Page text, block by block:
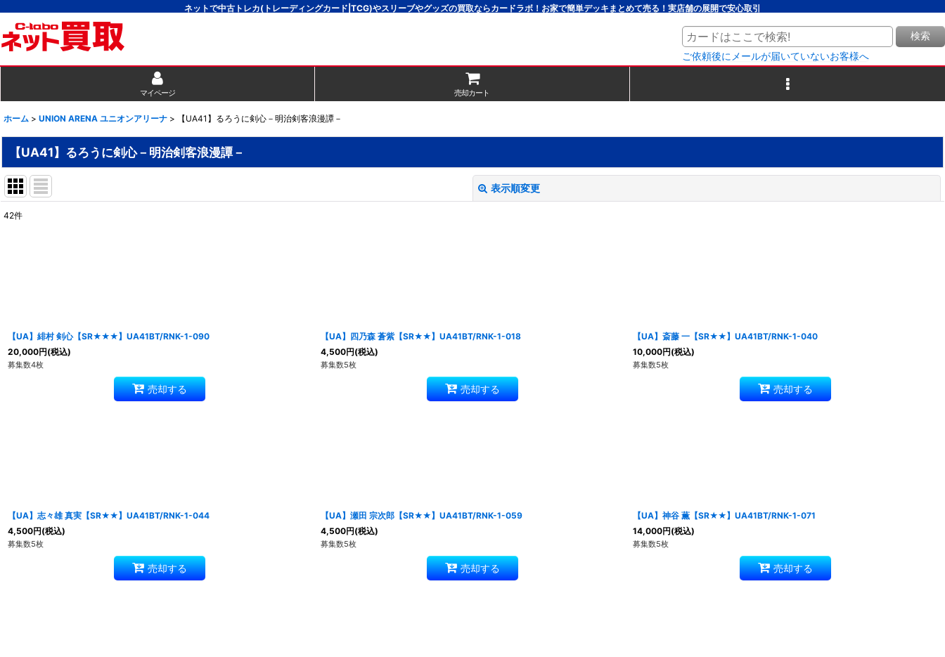
ネットで中古トレカ(トレーディングカード|TCG)やスリーブやグッズの買取ならカードラボ！お家で簡単デッキまとめて売る！実店舗の展開で安心取引
検索
ご依頼後にメールが届いていないお客様へ
マイページ 売却カート
ホーム > UNION ARENA ユニオンアリーナ > 【UA41】るろうに剣心－明治剣客浪漫譚－
【UA41】るろうに剣心－明治剣客浪漫譚－
表示順変更
42件
【UA】緋村 剣心【SR★★★】UA41BT/RNK-1-090
20,000円(税込)
募集数4枚
売却する
【UA】四乃森 蒼紫【SR★★】UA41BT/RNK-1-018
4,500円(税込)
募集数5枚
売却する
【UA】斎藤 一【SR★★】UA41BT/RNK-1-040
10,000円(税込)
募集数5枚
売却する
【UA】志々雄 真実【SR★★】UA41BT/RNK-1-044
4,500円(税込)
募集数5枚
売却する
【UA】瀬田 宗次郎【SR★★】UA41BT/RNK-1-059
4,500円(税込)
募集数5枚
売却する
【UA】神谷 薫【SR★★】UA41BT/RNK-1-071
14,000円(税込)
募集数5枚
売却する